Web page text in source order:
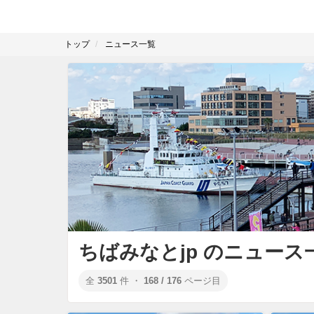
トップ ニュース一覧
ちばみなとjp のニュース
全 3501 件 ・ 168 / 176 ページ目